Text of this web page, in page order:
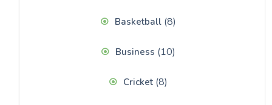
Basketball(8)
Business (10)
Cricket(8)